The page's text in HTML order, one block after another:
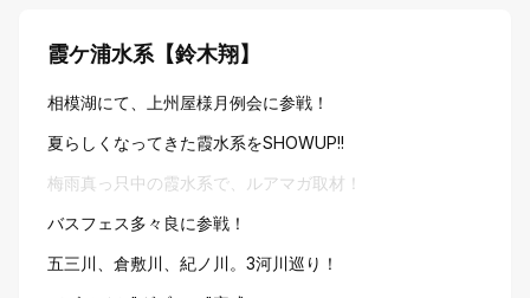
霞ケ浦水系【鈴木翔】
相模湖にて、上州屋様月例会に参戦！
夏らしくなってきた霞水系をSHOWUP!!
梅雨真っ只中の霞水系で、ルアマガ取材！
バスフェス多々良に参戦！
五三川、倉敷川、紀ノ川。3河川巡り！